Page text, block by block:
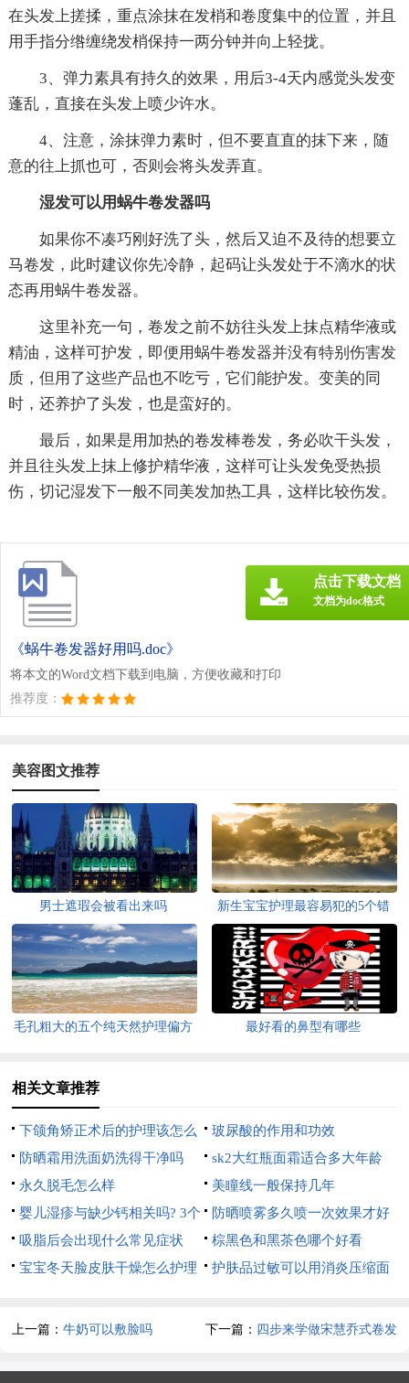
在头发上搓揉，重点涂抹在发梢和卷度集中的位置，并且
用手指分绺缠绕发梢保持一两分钟并向上轻拢。
3、弹力素具有持久的效果，用后3-4天内感觉头发变
蓬乱，直接在头发上喷少许水。
4、注意，涂抹弹力素时，但不要直直的抹下来，随
意的往上抓也可，否则会将头发弄直。
湿发可以用蜗牛卷发器吗
如果你不凑巧刚好洗了头，然后又迫不及待的想要立
马卷发，此时建议你先冷静，起码让头发处于不滴水的状
态再用蜗牛卷发器。
这里补充一句，卷发之前不妨往头发上抹点精华液或
精油，这样可护发，即便用蜗牛卷发器并没有特别伤害发
质，但用了这些产品也不吃亏，它们能护发。变美的同
时，还养护了头发，也是蛮好的。
最后，如果是用加热的卷发棒卷发，务必吹干头发，
并且往头发上抹上修护精华液，这样可让头发免受热损
伤，切记湿发下一般不同美发加热工具，这样比较伤发。
《蜗牛卷发器好用吗.doc》
将本文的Word文档下载到电脑，方便收藏和打印
推荐度：
点击下载文档
文档为doc格式
美容图文推荐
男士遮瑕会被看出来吗
新生宝宝护理最容易犯的5个错
误
毛孔粗大的五个纯天然护理偏方 最好看的鼻型有哪些
相关文章推荐
下颌角矫正术后的护理该怎么
办
玻尿酸的作用和功效
防晒霜用洗面奶洗得干净吗
sk2大红瓶面霜适合多大年龄
永久脱毛怎么样
美瞳线一般保持几年
婴儿湿疹与缺少钙相关吗? 3个
窍门护理婴儿湿疹效果好
防晒喷雾多久喷一次效果才好
吸脂后会出现什么常见症状
棕黑色和黑茶色哪个好看
宝宝冬天脸皮肤干燥怎么护理
护肤品过敏可以用消炎压缩面
上一篇：牛奶可以敷脸吗 下一篇： 四步来学做宋慧乔式卷发